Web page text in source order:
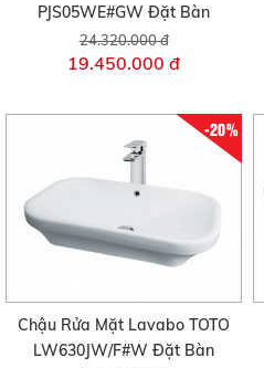
PJS05WE#GW Đặt Bàn
24.320.000 đ
19.450.000 đ
-20%
Chậu Rửa Mặt Lavabo TOTO
LW630JW/F#W Đặt Bàn